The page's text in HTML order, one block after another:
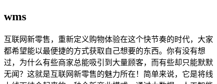
wms
互联网新零售，重新定义购物体验在这个快节奏的时代，大家
都希望能以最便捷的方式获取自己想要的东西。你有没有想
过，为什么有些商家总能吸引到大量顾客，而有些却只能默默
无闻？这就是互联网新零售的魅力所在！简单来说，它是将线